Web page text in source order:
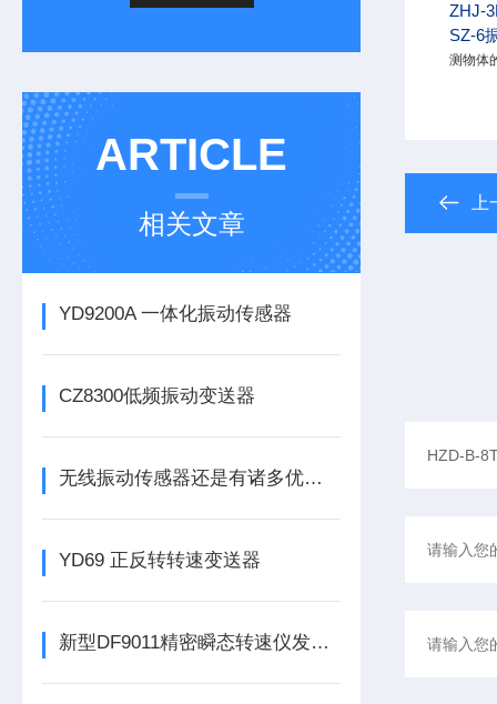
ARTICLE
相关文章
YD9200A 一体化振动传感器
CZ8300低频振动变送器
无线振动传感器还是有诸多优势的
YD69 正反转转速变送器
新型DF9011精密瞬态转速仪发布，为工业转速监测带来革新
ZHJ-
SZ-6
测物体